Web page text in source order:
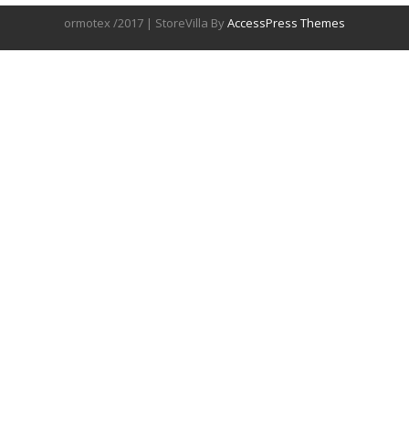
ormotex /2017 | StoreVilla ByAccessPress Themes